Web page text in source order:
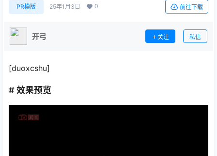
PR模版 25年1月3日 0 前往下载
开弓 关注 私信
[duoxcshu]
# 效果预览